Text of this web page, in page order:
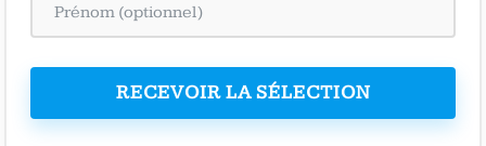
RECEVOIR LA SÉLECTION